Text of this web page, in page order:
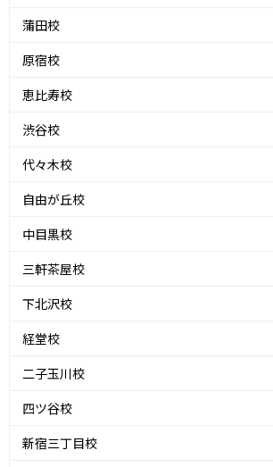
蒲田校
原宿校
恵比寿校
渋谷校
代々木校
自由が丘校
中目黒校
三軒茶屋校
下北沢校
経堂校
二子玉川校
四ツ谷校
新宿三丁目校